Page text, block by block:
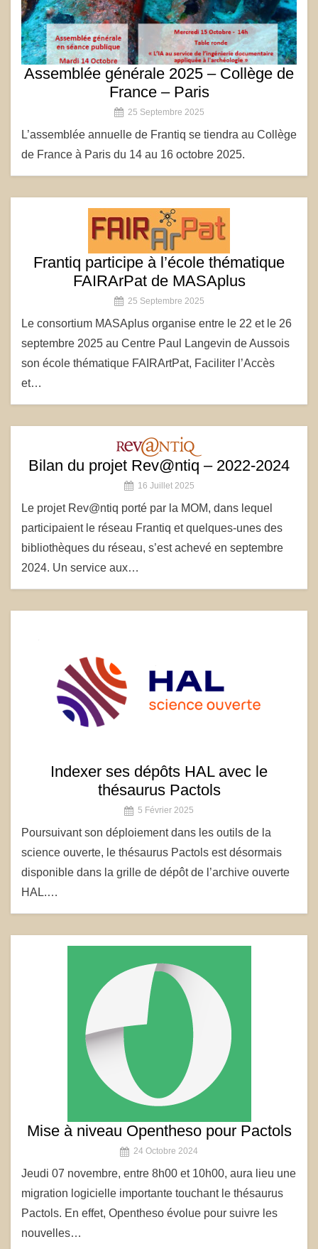
Assemblée générale 2025 – Collège de
France – Paris
25 Septembre 2025
L’assemblée annuelle de Frantiq se tiendra au Collège
de France à Paris du 14 au 16 octobre 2025.
Frantiq participe à l’école thématique
FAIRArPat de MASAplus
25 Septembre 2025
Le consortium MASAplus organise entre le 22 et le 26
septembre 2025 au Centre Paul Langevin de Aussois
son école thématique FAIRArtPat, Faciliter l’Accès
et…
Bilan du projet Rev@ntiq – 2022-2024
16 Juillet 2025
Le projet Rev@ntiq porté par la MOM, dans lequel
participaient le réseau Frantiq et quelques-unes des
bibliothèques du réseau, s’est achevé en septembre
2024. Un service aux…
Indexer ses dépôts HAL avec le
thésaurus Pactols
5 Février 2025
Poursuivant son déploiement dans les outils de la
science ouverte, le thésaurus Pactols est désormais
disponible dans la grille de dépôt de l’archive ouverte
HAL.…
Mise à niveau Opentheso pour Pactols
24 Octobre 2024
Jeudi 07 novembre, entre 8h00 et 10h00, aura lieu une
migration logicielle importante touchant le thésaurus
Pactols. En effet, Opentheso évolue pour suivre les
nouvelles…